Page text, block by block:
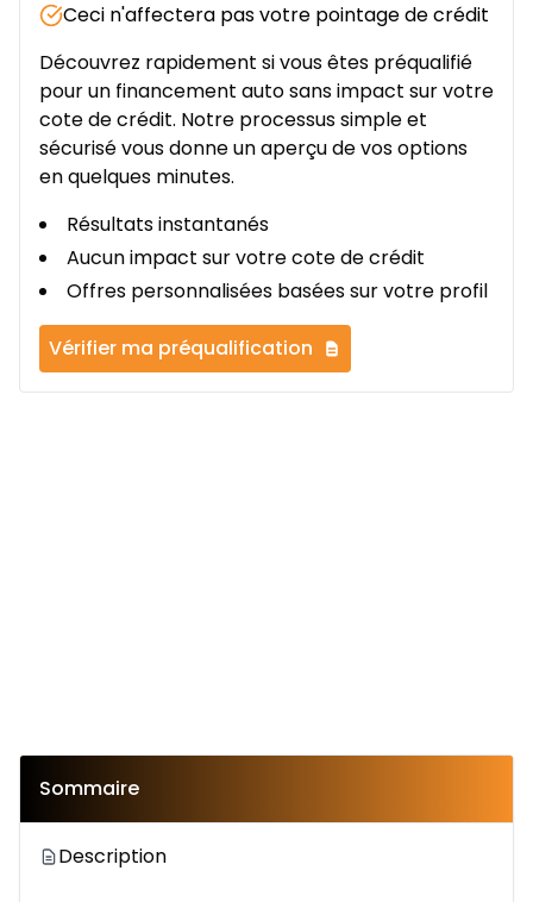
Ceci n'affectera pas votre pointage de crédit
Découvrez rapidement si vous êtes préqualifié
pour un financement auto sans impact sur votre
cote de crédit. Notre processus simple et
sécurisé vous donne un aperçu de vos options
en quelques minutes.
Résultats instantanés
Aucun impact sur votre cote de crédit
Offres personnalisées basées sur votre profil
Vérifier ma préqualification
Sommaire
Description